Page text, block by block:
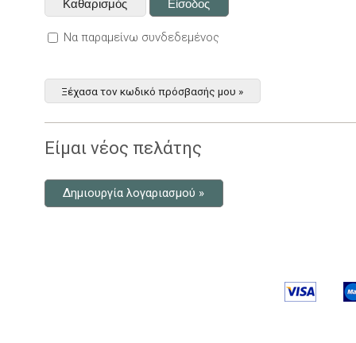
Να παραμείνω συνδεδεμένος
Ξέχασα τον κωδικό πρόσβασής μου »
Είμαι νέος πελάτης
Δημιουργία λογαριασμού »